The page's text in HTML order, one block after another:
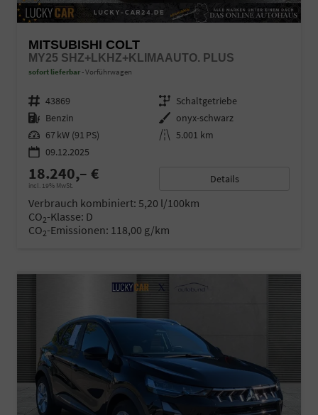
MITSUBISHI COLT
MY25 SHZ+LKHZ+KLIMAAUTO. PLUS
sofort lieferbar Vorführwagen
Fahrzeugnr. 43869 Getriebe Schaltgetriebe
Kraftstoff Benzin Außenfarbe onyx-schwarz
Leistung 67 kW (91 PS) Kilometerstand 5.001 km
09.12.2025
18.240,– €
incl. 19% MwSt.
Details
Verbrauch kombiniert: 5,20 l/100km
CO2-Klasse: D
CO2-Emissionen: 118,00 g/km